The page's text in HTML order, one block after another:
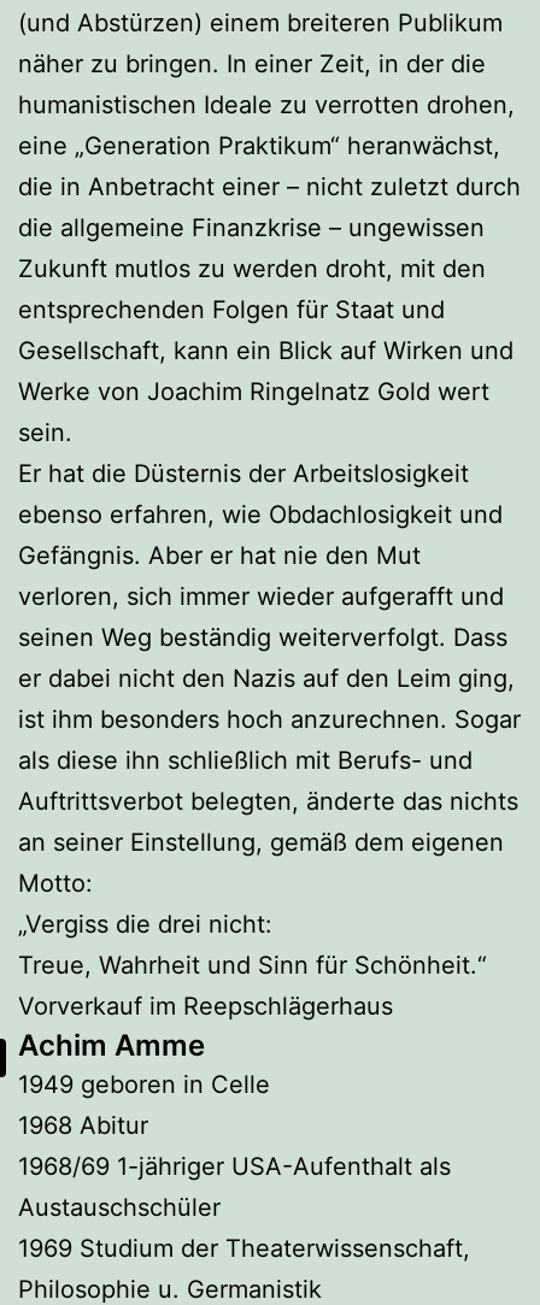
(und Abstürzen) einem breiteren Publikum
näher zu bringen. In einer Zeit, in der die
humanistischen Ideale zu verrotten drohen,
eine „Generation Praktikum“ heranwächst,
die in Anbetracht einer – nicht zuletzt durch
die allgemeine Finanzkrise – ungewissen
Zukunft mutlos zu werden droht, mit den
entsprechenden Folgen für Staat und
Gesellschaft, kann ein Blick auf Wirken und
Werke von Joachim Ringelnatz Gold wert
sein.
Er hat die Düsternis der Arbeitslosigkeit
ebenso erfahren, wie Obdachlosigkeit und
Gefängnis. Aber er hat nie den Mut
verloren, sich immer wieder aufgerafft und
seinen Weg beständig weiterverfolgt. Dass
er dabei nicht den Nazis auf den Leim ging,
ist ihm besonders hoch anzurechnen. Sogar
als diese ihn schließlich mit Berufs- und
Auftrittsverbot belegten, änderte das nichts
an seiner Einstellung, gemäß dem eigenen
Motto:
„Vergiss die drei nicht:
Treue, Wahrheit und Sinn für Schönheit.“
Vorverkauf im Reepschlägerhaus
Achim Amme
1949 geboren in Celle
1968 Abitur
1968/69 1-jähriger USA-Aufenthalt als
Austauschschüler
1969 Studium der Theaterwissenschaft,
Philosophie u. Germanistik